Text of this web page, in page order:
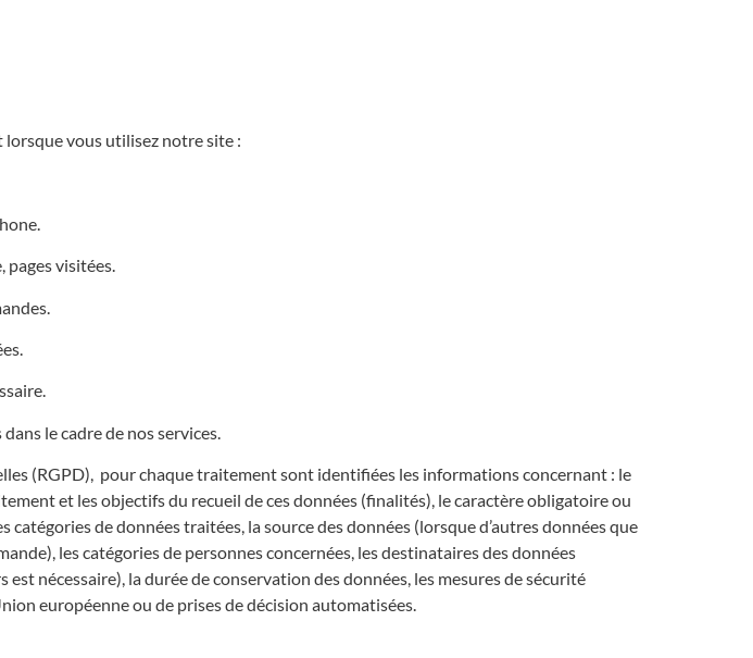
vous utilisez notre site :
visitées.
le cadre de nos services.
(RGPD), pour chaque traitement sont identifiées les informations concernant : le
et les objectifs du recueil de ces données (finalités), le caractère obligatoire ou
de données traitées, la source des données (lorsque d’autres données que
les catégories de personnes concernées, les destinataires des données
nécessaire), la durée de conservation des données, les mesures de sécurité
européenne ou de prises de décision automatisées.